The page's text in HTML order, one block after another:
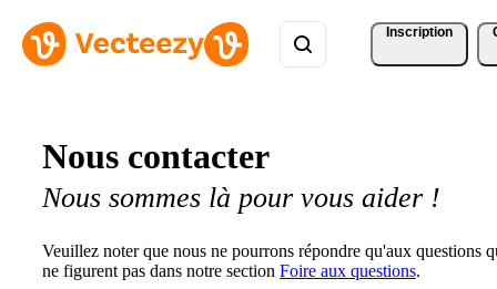
Inscription
Nous contacter
Nous sommes là pour vous aider !
Veuillez noter que nous ne pourrons répondre qu'aux questions
ne figurent pas dans notre section Foire aux questions.